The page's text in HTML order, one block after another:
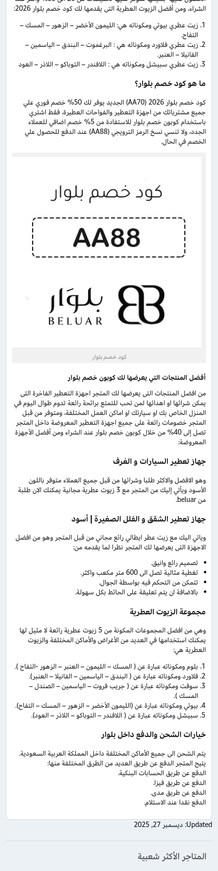
الشراء، ومن أفضل الزيوت العطرية التى يقدمها لك كود خصم بلوار 2026:
زيت عطري بيوتي ومكوناته هي: الليمون الأخضر – الزهور – المسك –
التفاح.
زيت عطري فلاورد ومكوناته هي : البرغموت – البندق – الياسمين –
الفانيلا – العنبر.
زيت عطري سبيشل ومكوناته هي : اللافندر – التوباكو – اللاذر – العود
ما هو كود خصم بلوار؟
كود خصم بلوار 2026 (AA70) الجديد يوفر لك 50% خصم فوري علي
جميع مشترياتك من اجهزة التعطير والفواحات العطيرة، فقط اشتري
باستخدام كوبون خصم بلوار للاستفادة من 5% خصم اضافي للعملاء
الجدد، ولا تنسي نسخ الرمز الترويجي (AA88) عند الدفع للحصول علي
الخصم في الحال.
كود خصم بلوار
أفضل المنتجات التي يعرضها لك كوبون خصم بلوار
من افضل المنتجات التى يعرضها لك المتجر اجهزة التعطير الفاخرة التى
يمكن شرائها او اهدائها لمن تحب للتمتع برائحة رائعة تدوم طوال اليوم في
المنزل الخاص بك او سيارتك او اماكن العمل المختلفة، ومتوفر من قبل
المتجر خصومات رائعة على جميع اجهزة التعطير المعروضة داخل المتجر
تصل إلى 40% من خلال كوبون خصم بلوار عند الشراء ومن أفضل الأجهزة
المعروضة:
جهاز تعطير السيارات و الغرف
وهو الافضل والاكثر طلبا وشرائها من قبل جميع العملاء متوفر باللون
الأسود ويأتي إليك من المتجر مع 3 زيوت عطرية مجانية يمكنك الان طلبة
من beluar.
جهاز تعطير الشقق و الفلل الصغيرة | أسود
وياتي اليك مع زيت عطر ايطالي رائع مجاني من قبل المتجر وهو من افضل
الاجهزة التى يعرضها لك المتجر نظرا لما يقدمه من:
تصميم رائع وانيق.
تغطية مثالية تصل الى 600 متر مكعب واكثر.
تتمكن من التحكم فيه بواسطة الجوال.
بالاضافة ان يتم تعليقة على الحائط بكل سهولة.
مجموعة الزيوت العطرية
وهي من افضل المجموعات المكونة من 5 زيوت عطرية رائعة لا مثيل لها
يمكنك استخدامها في العديد من الأغراض والأماكن المختلفة والزيوت
العطرية هي:
بلوم ومكوناته عبارة عن ( المسك – الليمون – العنبر – الزهور -التفاح ).
فلاورد ومكوناته عبارة عن ( البندق – الياسمين – الفانيلا – العنبر).
سوفت ومكوناته عبارة عن ( جريب فروت – الياسمين – الصندل –
المسك ).
بيوتي ومكوناته عبارة عن (الليمون الأخضر – الزهور – المسك – التفاح).
سبيشل ومكوناته عبارة عن ( اللافندر – التوباكو – اللاذر – العود).
خيارات الشحن والدفع داخل بلوار
يتم الشحن الى جميع الأماكن المختلفة داخل المملكة العربية السعودية.
يتيح المتجر الدفع عن طريق العديد من الطرق المختلفة منها:
الدفع عن طريق الحسابات البنكية.
الدفع عن طريق فيزا.
الدفع عن طريق مدى.
الدفع نقدا عند الاستلام.
Updated: ديسمبر 27, 2025
المتاجر الأكثر شعبية